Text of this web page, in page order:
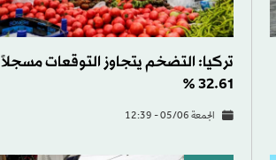
تركيا: التضخم يتجاوز التوقعات مسجلاً
32.61 %
الجمعة 05/06 - 12:39